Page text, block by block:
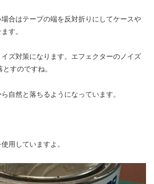
合はテープの端を反対折りにしてケースや
す。
ズ対策になります。エフェクターのノイズ
すのですね。
自然と落ちるようになっています。
用していますよ。